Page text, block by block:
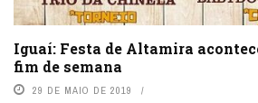
Iguaí: Festa de Altamira
fim de semana
29 DE MAIO DE 2019